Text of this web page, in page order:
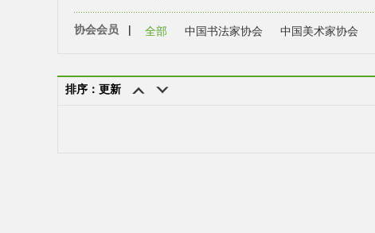
协会会员 | 全部 中国书法家协会 中国美术家协会
排序：更新